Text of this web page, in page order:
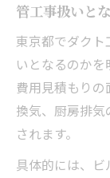
管工事扱いと
東京都でダク
いとなるのか
費用見積もり
換気、厨房排
されます。
具体的には、